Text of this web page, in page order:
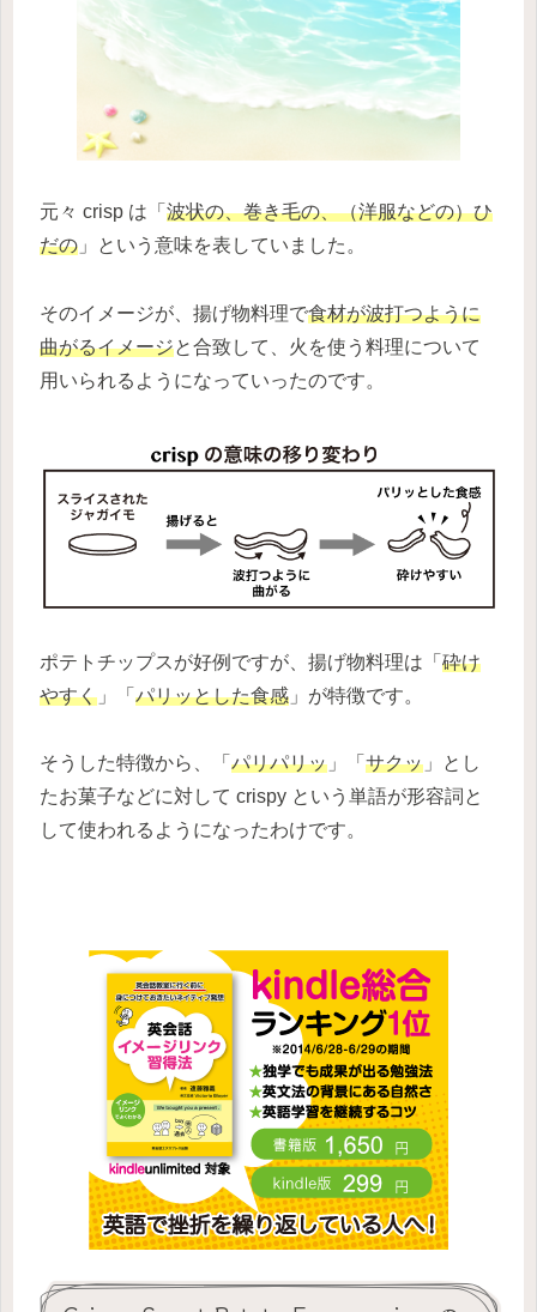
元々 crisp は「 波状の、巻き毛の、（洋服などの）ひ
だの 」という意味を表していました。
そのイメージが、揚げ物料理で食材が波打つように
曲がるイメージと合致して、火を使う料理について
用いられるようになっていったのです。
ポテトチップスが好例ですが、揚げ物料理は「 砕け
やすく 」「 パリッとした食感 」が特徴です。
そうした特徴から、「 パリパリッ 」「 サクッ 」とし
たお菓子などに対して crispy という単語が形容詞と
して使われるようになったわけです。